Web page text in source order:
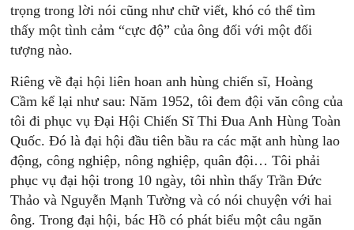
trọng trong lời nói cũng như chữ viết, khó có thể tìm
thấy một tình cảm “cực độ” của ông đối với một đối
tượng nào.
Riêng về đại hội liên hoan anh hùng chiến sĩ, Hoàng
Cầm kể lại như sau: Năm 1952, tôi đem đội văn công của
tôi đi phục vụ Đại Hội Chiến Sĩ Thi Đua Anh Hùng Toàn
Quốc. Đó là đại hội đầu tiên bầu ra các mặt anh hùng lao
động, công nghiệp, nông nghiệp, quân đội… Tôi phải
phục vụ đại hội trong 10 ngày, tôi nhìn thấy Trần Đức
Thảo và Nguyễn Mạnh Tường và có nói chuyện với hai
ông. Trong đại hội, bác Hồ có phát biểu một câu ngăn